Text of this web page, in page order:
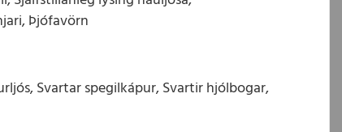
Þjófavörn
Svartar spegilkápur, Svartir hjólbogar,